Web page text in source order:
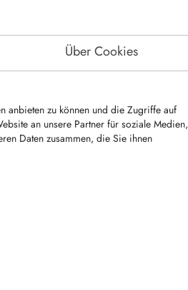
Über Cookies
anbieten zu können und die Zugriffe auf
an unsere Partner für soziale Medien,
Daten zusammen, die Sie ihnen
KRM0006